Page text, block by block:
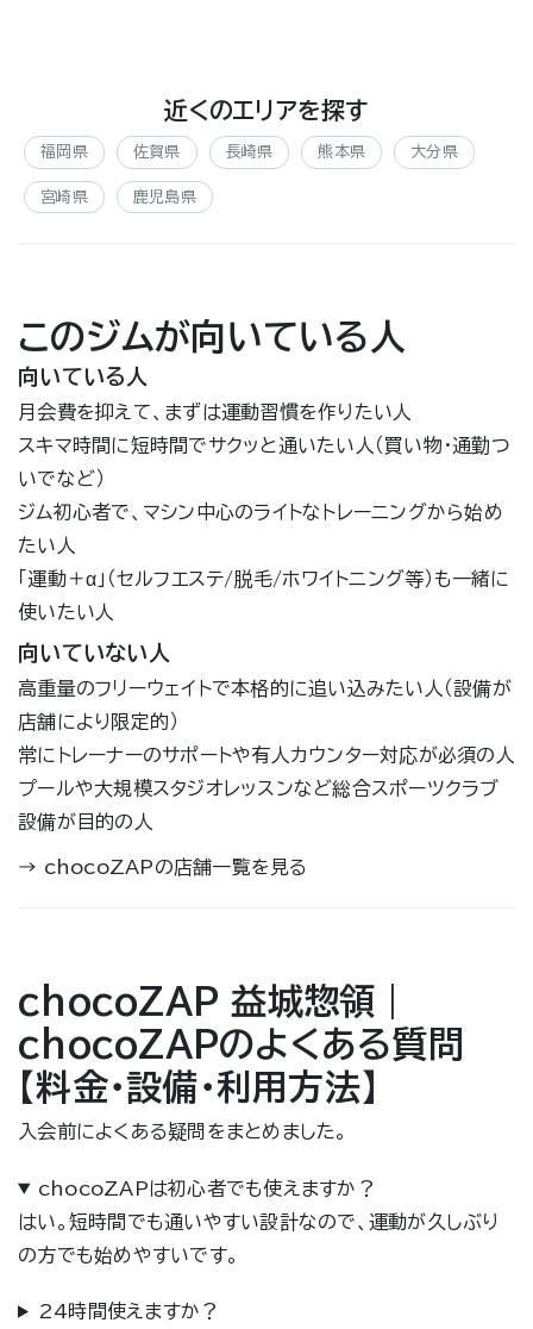
近くのエリアを探す
福岡県 佐賀県 長崎県 熊本県 大分県
宮崎県 鹿児島県
このジムが向いている人
向いている人
月会費を抑えて、まずは運動習慣を作りたい人
スキマ時間に短時間でサクッと通いたい人（買い物・通勤つ
いでなど）
ジム初心者で、マシン中心のライトなトレーニングから始め
たい人
「運動＋α」（セルフエステ/脱毛/ホワイトニング等）も一緒に
使いたい人
向いていない人
高重量のフリーウェイトで本格的に追い込みたい人（設備が
店舗により限定的）
常にトレーナーのサポートや有人カウンター対応が必須の人
プールや大規模スタジオレッスンなど総合スポーツクラブ
設備が目的の人
→ chocoZAPの店舗一覧を見る
chocoZAP 益城惣領｜
chocoZAPのよくある質問
【料金・設備・利用方法】
入会前によくある疑問をまとめました。
chocoZAPは初心者でも使えますか？
はい。短時間でも通いやすい設計なので、運動が久しぶり
の方でも始めやすいです。
24時間使えますか？